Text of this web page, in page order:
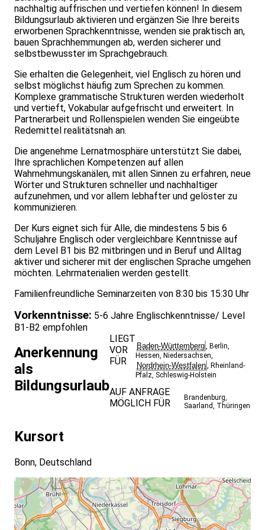
nachhaltig auffrischen und vertiefen können! In diesem
Bildungsurlaub aktivieren und ergänzen Sie Ihre bereits
erworbenen Sprachkenntnisse, wenden sie praktisch an,
bauen Sprachhemmungen ab, werden sicherer und
selbstbewusster im Sprachgebrauch.
Sie erhalten die Gelegenheit, viel Englisch zu hören und
selbst möglichst häufig zum Sprechen zu kommen.
Komplexe grammatische Strukturen werden wiederholt
und vertieft, Vokabular aufgefrischt und erweitert. In
Partnerarbeit und Rollenspielen wenden Sie eingeübte
Redemittel realitätsnah an.
Die angenehme Lernatmosphäre unterstützt Sie dabei,
Ihre sprachlichen Kompetenzen auf allen
Wahrnehmungskanälen, mit allen Sinnen zu erfahren, neue
Wörter und Strukturen schneller und nachhaltiger
aufzunehmen, und vor allem lebhafter und gelöster zu
kommunizieren.
Der Kurs eignet sich für Alle, die mindestens 5 bis 6
Schuljahre Englisch oder vergleichbare Kenntnisse auf
dem Level B1 bis B2 mitbringen und in Beruf und Alltag
aktiver und sicherer mit der englischen Sprache umgehen
möchten. Lehrmaterialien werden gestellt.
Familienfreundliche Seminarzeiten von 8:30 bis 15:30 Uhr
Vorkenntnisse: 5-6 Jahre Englischkenntnisse/ Level
B1-B2 empfohlen
Anerkennung
als
Bildungsurlaub
LIEGT
VOR
FÜR
Baden-Württemberg Berlin
Hessen Niedersachsen
Nordrhein-Westfalen Rheinland-
Pfalz Schleswig-Holstein
AUF ANFRAGE
MÖGLICH FÜR
Brandenburg
Saarland
Thüringen
Kursort
Bonn, Deutschland